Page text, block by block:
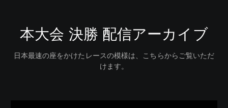
本大会 決勝 配信アーカイブ
日本最速の座をかけたレースの模様は、こちらからご覧いただ
けます。